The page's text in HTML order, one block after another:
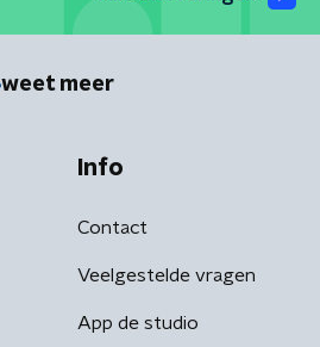
weet meer
Info
Contact
Veelgestelde vragen
App de studio